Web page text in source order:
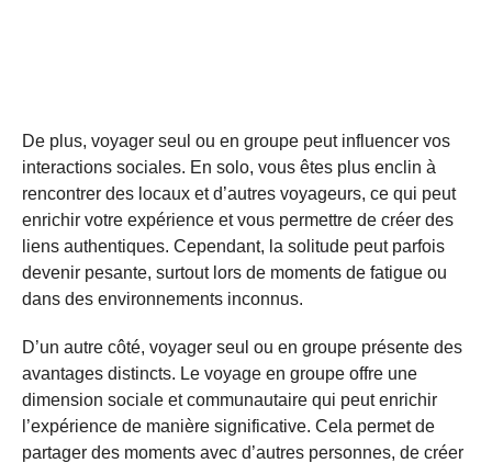
De plus, voyager seul ou en groupe peut influencer vos
interactions sociales. En solo, vous êtes plus enclin à
rencontrer des locaux et d’autres voyageurs, ce qui peut
enrichir votre expérience et vous permettre de créer des
liens authentiques. Cependant, la solitude peut parfois
devenir pesante, surtout lors de moments de fatigue ou
dans des environnements inconnus.
D’un autre côté, voyager seul ou en groupe présente des
avantages distincts. Le voyage en groupe offre une
dimension sociale et communautaire qui peut enrichir
l’expérience de manière significative. Cela permet de
partager des moments avec d’autres personnes, de créer